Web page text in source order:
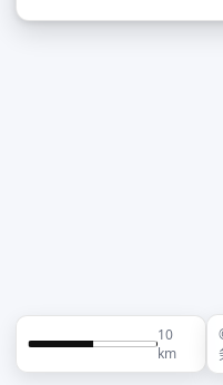
10
km